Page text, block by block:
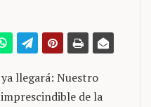
llegará: Nuestro
de la